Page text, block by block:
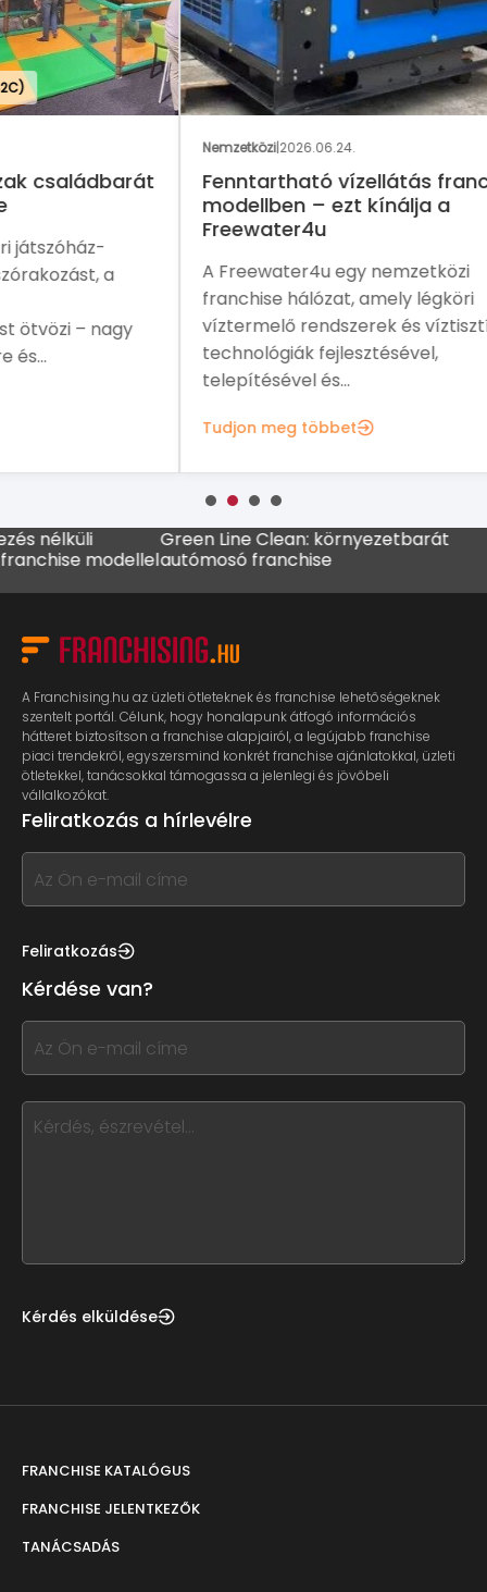
2026.06.24.
Fenntartható vízellátás franchise
modellben – ezt kínálja a
A Freewater4u egy nemzetközi
franchise hálózat, amely légköri
víztermelő rendszerek és víztisztítási
technológiák fejlesztésével,
telepítésével és...
Tudjon meg többet
A
modellel
Green Line Clean: környezetbarát
autómosó franchise
A Franchising.hu az üzleti ötleteknek és franchise lehetőségeknek
szentelt portál. Célunk, hogy honalapunk átfogó információs
hátteret biztosítson a franchise alapjairól, a legújabb franchise
piaci trendekről, egyszersmind konkrét franchise ajánlatokkal, üzleti
ötletekkel, tanácsokkal támogassa a jelenlegi és jövőbeli
vállalkozókat.
Feliratkozás a hírlevélre
If
you
this,
this
form
field
blank
Feliratkozás
Kérdése van?
If
you
this,
Kérdés elküldése
FRANCHISE KATALÓGUS
FRANCHISE JELENTKEZŐK
TANÁCSADÁS